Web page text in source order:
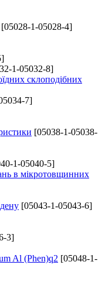
[05028-1-05028-4]
1-05032-8]
склоподібних
7]
[05038-1-05038-
1-05040-5]
в мікротовщинних
[05043-1-05043-6]
3]
Al (Phen)q2 [05048-1-